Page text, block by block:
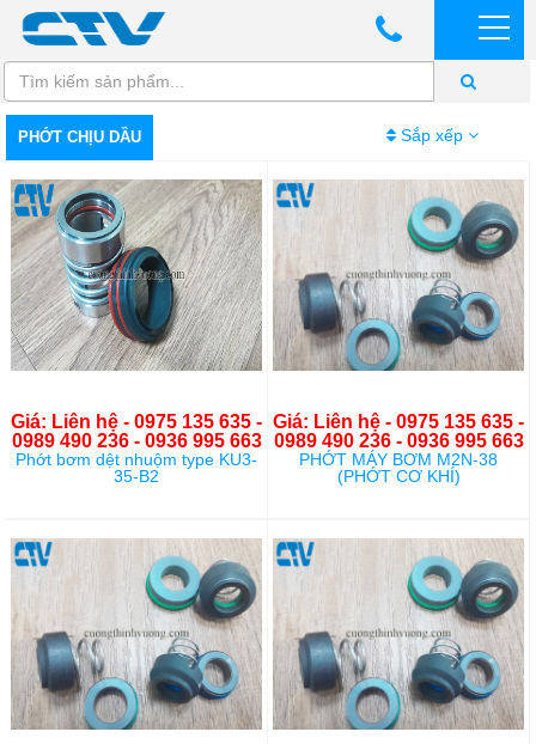
PHỚT CHỊU DẦU Sắp xếp
Giá: Liên hệ - 0975 135 635 -
0989 490 236 - 0936 995 663
Phớt bơm dệt nhuộm type KU3-
35-B2
Giá: Liên hệ - 0975 135 635 -
0989 490 236 - 0936 995 663
PHỚT MÁY BƠM M2N-38
(PHỚT CƠ KHÍ)